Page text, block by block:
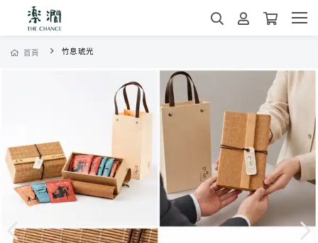
首頁 竹息琥光